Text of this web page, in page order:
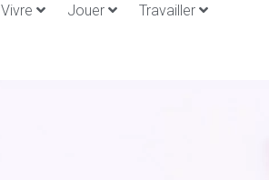
Vivre Jouer Travailler